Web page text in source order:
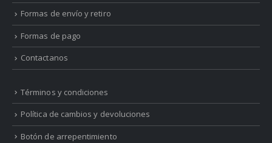
Formas de envío y retiro
Formas de pago
Contactanos
Términos y condiciones
Política de cambios y devoluciones
Botón de arrepentimiento